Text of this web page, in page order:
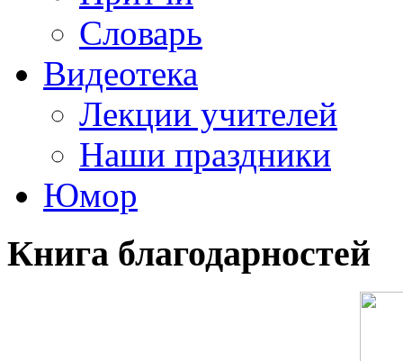
Словарь
Видеотека
Лекции учителей
Наши праздники
Юмор
Книга благодарностей